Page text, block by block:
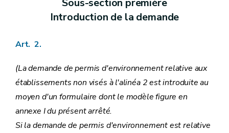
Introduction de la demande
Art. 2.
(La demande de permis d'environnement relative aux
établissements non visés à l'alinéa 2 est introduite au
moyen d'un formulaire dont le modèle figure en
annexe I du présent arrêté.
Si la demande de permis d'environnement est relative